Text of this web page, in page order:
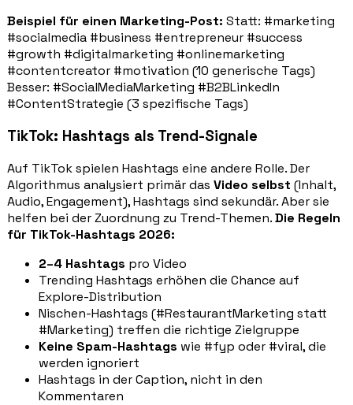
Beispiel für einen Marketing-Post: Statt: #marketing
#socialmedia #business #entrepreneur #success
#growth #digitalmarketing #onlinemarketing
#contentcreator #motivation (10 generische Tags)
Besser: #SocialMediaMarketing #B2BLinkedIn
#ContentStrategie (3 spezifische Tags)
TikTok: Hashtags als Trend-Signale
Auf TikTok spielen Hashtags eine andere Rolle. Der
Algorithmus analysiert primär das Video selbst (Inhalt,
Audio, Engagement), Hashtags sind sekundär. Aber sie
helfen bei der Zuordnung zu Trend-Themen.Die Regeln
für TikTok-Hashtags 2026:
2–4 Hashtags pro Video
Trending Hashtags erhöhen die Chance auf
Explore-Distribution
Nischen-Hashtags (#RestaurantMarketing statt
#Marketing) treffen die richtige Zielgruppe
Keine Spam-Hashtags wie #fyp oder #viral, die
werden ignoriert
Hashtags in der Caption, nicht in den
Kommentaren